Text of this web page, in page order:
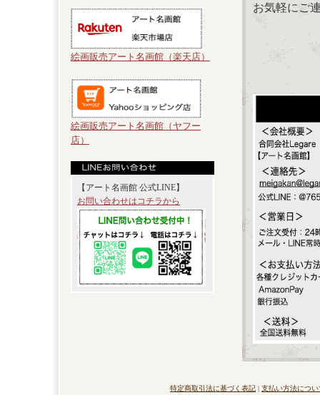
絵画販売アート名画館（楽天店）
絵画販売アート名画館（ヤフー
店）
【アート名画館 公式LINE】
お問い合わせはコチラから
お気軽にご
特定商取引法に基づく表記 | 支払い方法につい